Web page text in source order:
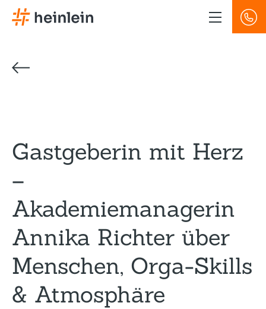
Direkt
zum
Gastgeberin mit Herz
–
Akademiemanagerin
Annika Richter über
Menschen, Orga-Skills
& Atmosphäre